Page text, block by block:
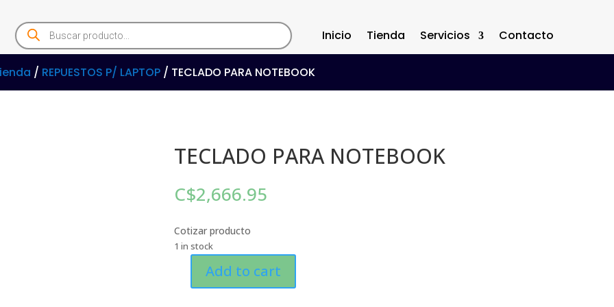
Products
search Inicio Tienda Servicios Contacto
/ REPUESTOS P/ LAPTOP/ TECLADO PARA NOTEBOOK
TECLADO PARA NOTEBOOK
C$2,666.95
Cotizar producto
1 in stock
TECLADOAdd to cart